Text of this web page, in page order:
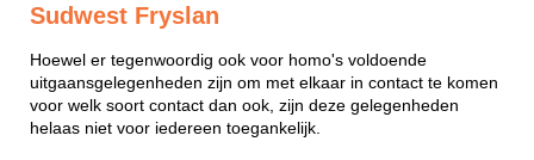
Sudwest Fryslan
Hoewel er tegenwoordig ook voor homo's voldoende
uitgaansgelegenheden zijn om met elkaar in contact te komen
voor welk soort contact dan ook, zijn deze gelegenheden
helaas niet voor iedereen toegankelijk.